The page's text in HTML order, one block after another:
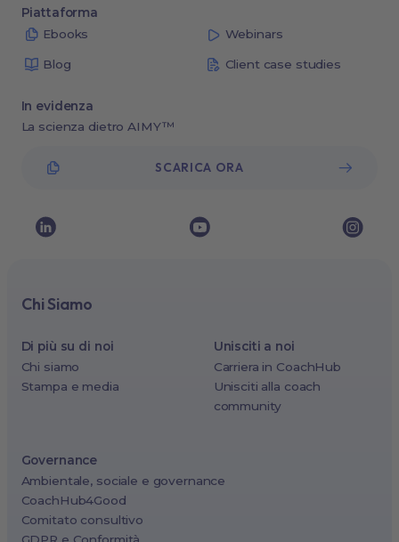
Piattaforma
Ebooks
Webinars
Blog Client case studies
In evidenza
La scienza dietro AIMY™
SCARICA ORA
Chi Siamo
Di più su di noi
Chi siamo
Stampa e media
Unisciti a noi
Carriera in CoachHub
Unisciti alla coach
community
Governance
Ambientale, sociale e governance
CoachHub4Good
Comitato consultivo